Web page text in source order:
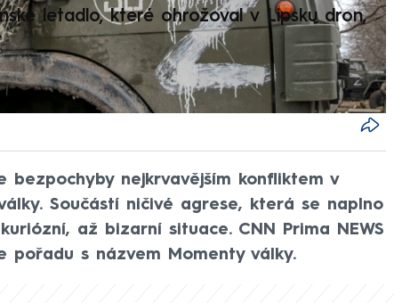
letadlo, které ohrožoval v Lipsku dron,
bezpochyby nejkrvavějším konfliktem v
Součástí ničivé agrese, která se naplno
až bizarní situace. CNN Prima NEWS
pořadu s názvem Momenty války.